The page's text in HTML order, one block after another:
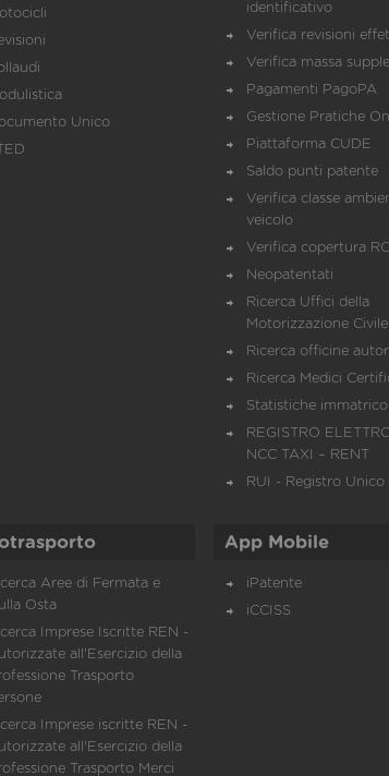
Unico
identificativo
Verifica revisioni
Verifica massa
Pagamenti PagoPA
Gestione Pratiche
Piattaforma CUDE
Saldo punti patente
Verifica classe
veicolo
Verifica copertura
Neopatentati
Ricerca Uffici della
Motorizzazione Civile
Ricerca officine
Ricerca Medici
Statistiche
REGISTRO
NCC TAXI – RENT
RUI - Registro
Aree di Fermata e
Osta
Imprese Iscritte REN -
all'Esercizio della
Trasporto
Imprese iscritte REN -
all'Esercizio della
Trasporto Merci
App Mobile
iPatente
iCCISS